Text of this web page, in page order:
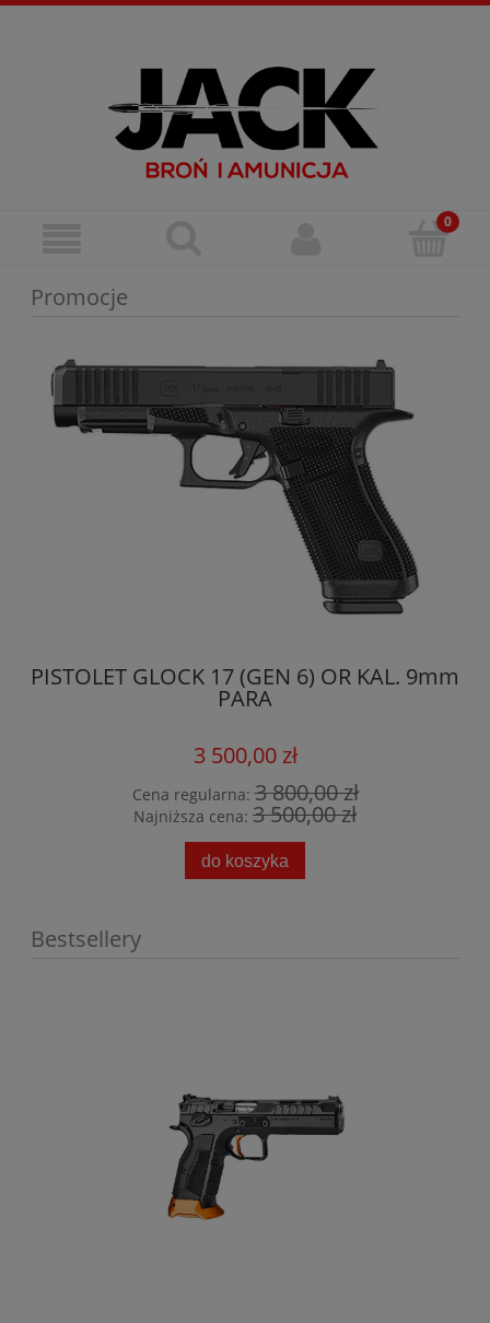
Promocje
PISTOLET GLOCK 17 (GEN 6) OR KAL. 9mm
PARA
3 500,00 zł
Cena regularna:3 800,00 zł
Najniższa cena: 3 500,00 zł
do koszyka
Bestsellery